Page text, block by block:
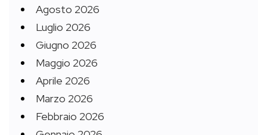
Agosto 2026
Luglio 2026
Giugno 2026
Maggio 2026
Aprile 2026
Marzo 2026
Febbraio 2026